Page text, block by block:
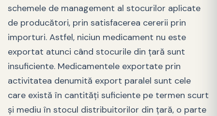
schemele de management al stocurilor aplicate
de producători, prin satisfacerea cererii prin
importuri. Astfel, niciun medicament nu este
exportat atunci când stocurile din țară sunt
insuficiente. Medicamentele exportate prin
activitatea denumită export paralel sunt cele
care există în cantități suficiente pe termen scurt
și mediu în stocul distribuitorilor din țară, o parte